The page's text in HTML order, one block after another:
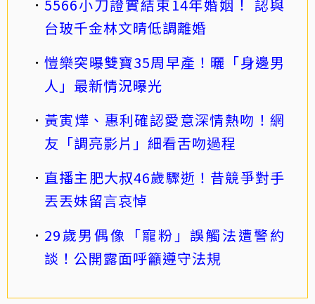
5566小刀證實結束14年婚姻！ 認與
台玻千金林文晴低調離婚
愷樂突曝雙寶35周早產！曬「身邊男
人」最新情況曝光
黃寅燁、惠利確認愛意深情熱吻！網
友「調亮影片」細看舌吻過程
直播主肥大叔46歲驟逝！昔競爭對手
丟丟妹留言哀悼
29歲男偶像「寵粉」誤觸法遭警約
談！公開露面呼籲遵守法規